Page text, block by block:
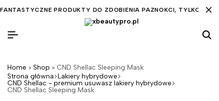
FANTASTYCZNE PRODUKTY DO ZDOBIENIA PAZNOKCI, TYLKO DLA
Home » Shop » CND Shellac Sleeping Mask
Strona główna Lakiery hybrydowe
CND Shellac - premium usuwasz lakiery hybrydowe
CND Shellac Sleeping Mask